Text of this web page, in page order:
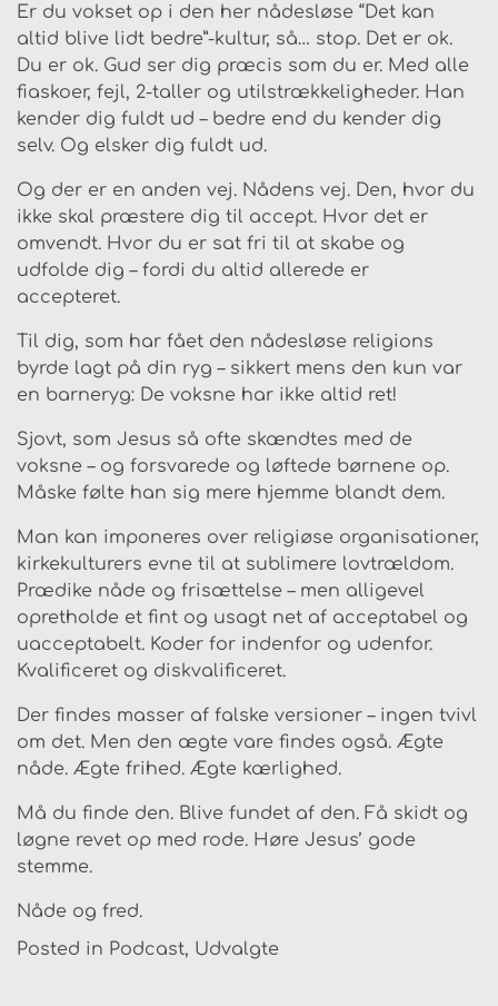
Er du vokset op i den her nådesløse “Det kan
altid blive lidt bedre”-kultur, så… stop. Det er ok.
Du er ok. Gud ser dig præcis som du er. Med alle
fiaskoer, fejl, 2-taller og utilstrækkeligheder. Han
kender dig fuldt ud – bedre end du kender dig
selv. Og elsker dig fuldt ud.
Og der er en anden vej. Nådens vej. Den, hvor du
ikke skal præstere dig til accept. Hvor det er
omvendt. Hvor du er sat fri til at skabe og
udfolde dig – fordi du altid allerede er
accepteret.
Til dig, som har fået den nådesløse religions
byrde lagt på din ryg – sikkert mens den kun var
en barneryg: De voksne har ikke altid ret!
Sjovt, som Jesus så ofte skændtes med de
voksne – og forsvarede og løftede børnene op.
Måske følte han sig mere hjemme blandt dem.
Man kan imponeres over religiøse organisationer,
kirkekulturers evne til at sublimere lovtrældom.
Prædike nåde og frisættelse – men alligevel
opretholde et fint og usagt net af acceptabel og
uacceptabelt. Koder for indenfor og udenfor.
Kvalificeret og diskvalificeret.
Der findes masser af falske versioner – ingen tvivl
om det. Men den ægte vare findes også. Ægte
nåde. Ægte frihed. Ægte kærlighed.
Må du finde den. Blive fundet af den. Få skidt og
løgne revet op med rode. Høre Jesus’ gode
stemme.
Nåde og fred.
Posted in Podcast, Udvalgte